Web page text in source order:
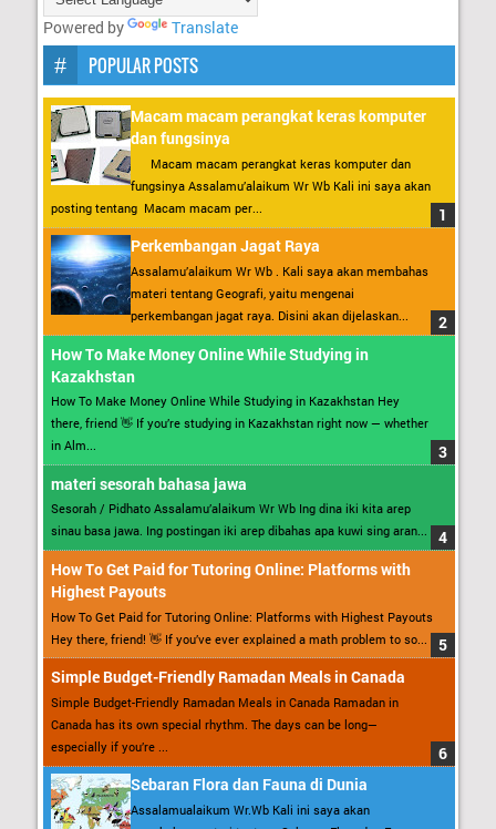
Powered by Translate
POPULAR POSTS
Macam macam perangkat keras komputer
dan fungsinya
Macam macam perangkat keras komputer dan
fungsinya Assalamu’alaikum Wr Wb Kali ini saya akan
posting tentang Macam macam per...
Perkembangan Jagat Raya
Assalamu’alaikum Wr Wb . Kali saya akan membahas
materi tentang Geografi, yaitu mengenai
perkembangan jagat raya. Disini akan dijelaskan...
How To Make Money Online While Studying in
Kazakhstan
How To Make Money Online While Studying in Kazakhstan Hey
there, friend 👋 If you’re studying in Kazakhstan right now — whether
in Alm...
materi sesorah bahasa jawa
Sesorah / Pidhato Assalamu’alaikum Wr Wb Ing dina iki kita arep
sinau basa jawa. Ing postingan iki arep dibahas apa kuwi sing aran...
How To Get Paid for Tutoring Online: Platforms with
Highest Payouts
How To Get Paid for Tutoring Online: Platforms with Highest Payouts
Hey there, friend! 👋 If you’ve ever explained a math problem to so...
Simple Budget-Friendly Ramadan Meals in Canada
Simple Budget-Friendly Ramadan Meals in Canada Ramadan in
Canada has its own special rhythm. The days can be long—
especially if you’re ...
Sebaran Flora dan Fauna di Dunia
Assalamualaikum Wr.Wb Kali ini saya akan